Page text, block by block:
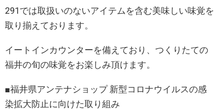
291では取扱いのないアイテムを含む美味しい味覚を
取り揃えております。
イートインカウンターを備えており、つくりたての
福井の旬の味覚をお楽しみ頂けます。
■福井県アンテナショップ 新型コロナウイルスの感
染拡大防止に向けた取り組み